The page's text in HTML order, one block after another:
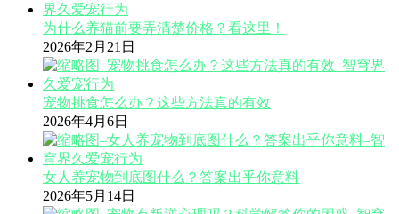
为什么养猫前要弄清楚价格？看这里！
2026年2月21日
宠物挑食怎么办？这些方法真的有效
2026年4月6日
女人养宠物到底图什么？答案出乎你意料
2026年5月14日